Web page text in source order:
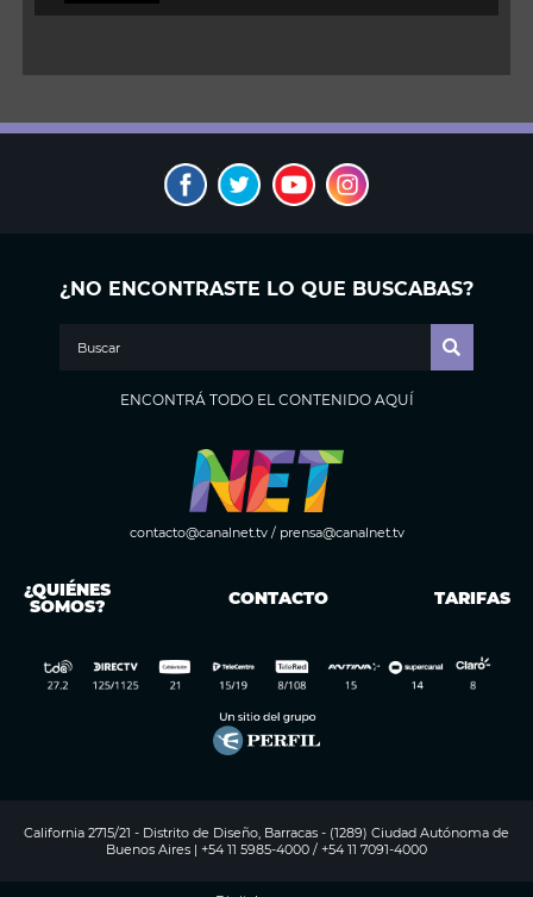
¿NO ENCONTRASTE LO QUE BUSCABAS?
ENCONTRÁ TODO EL CONTENIDO AQUÍ
contacto@canalnet.tv/ prensa@canalnet.tv
¿QUIÉNES
SOMOS? CONTACTO TARIFAS
California 2715/21 - Distrito de Diseño, Barracas - (1289) Ciudad Autónoma de
Buenos Aires | +54 11 5985-4000 / +54 11 7091-4000